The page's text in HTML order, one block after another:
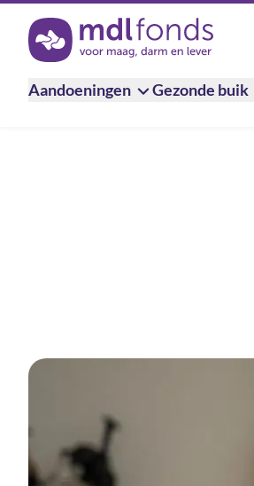
Terug naar de homepage
Aandoeningen Gezonde buik